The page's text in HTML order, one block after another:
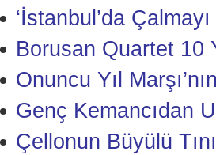
‘İstanbul’da
Borusan Quartet 10
Onuncu Yıl
Genç Kemancıdan
Çellonun Büyülü